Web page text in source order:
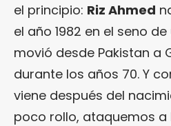
el principio: Riz Ahmed
el año 1982 en el seno
movió desde Pakistan a
durante los años 70. Y
viene después del
poco rollo, ataquemos a